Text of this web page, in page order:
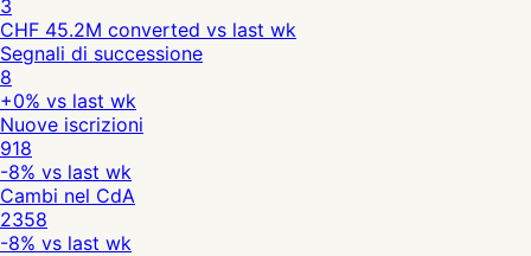
3
CHF 45.2M converted vs last wk
Segnali di successione
8
+0% vs last wk
Nuove iscrizioni
918
-8% vs last wk
Cambi nel CdA
2358
-8% vs last wk